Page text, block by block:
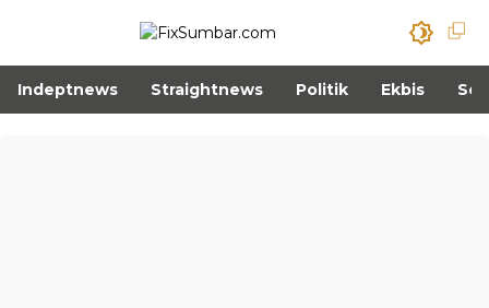
Indeptnews Straightnews Politik Ekbis